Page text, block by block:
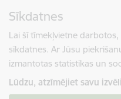
Sīkdatnes
Lai šī tīmekļvietne
sīkdatnes. Ar Jūsu
izmantotas statistikas un
Lūdzu, atzīmējiet savu